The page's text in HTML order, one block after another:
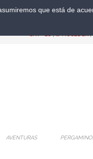
CAT-ES| ACCEDER|
AVENTURAS
que está de